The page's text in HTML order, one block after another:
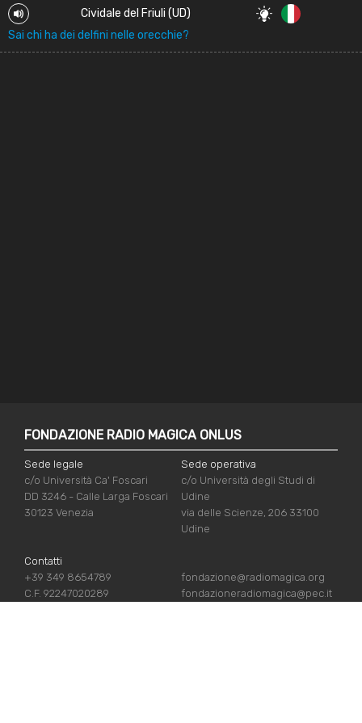
Cividale del Friuli (UD)
Sai chi ha dei delfini nelle orecchie?
FONDAZIONE RADIO MAGICA ONLUS
Sede legale
c/o Università Ca' Foscari
DD 3246 - Calle Larga Foscari
30123 Venezia
Sede operativa
c/o Università degli Studi di
Udine
via delle Scienze, 206 33100
Udine
Contatti
+39 349 8654789
C.F. 92247020289
fondazione@radiomagica.org
fondazioneradiomagica@pec.it